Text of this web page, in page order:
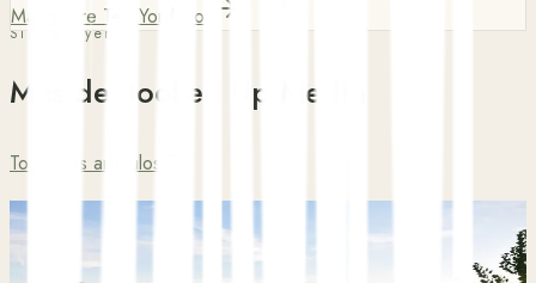
Más sobre Teo Yordanov
Sigue leyendo
Más de Booked Up Media
Todos los artículos
6 min de lectura